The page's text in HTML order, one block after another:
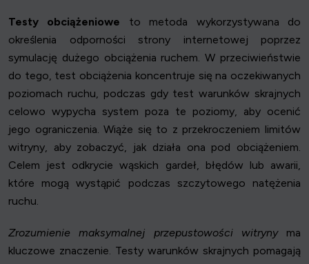
Testy obciążeniowe to metoda wykorzystywana do
określenia odporności strony internetowej poprzez
symulację dużego obciążenia ruchem. W przeciwieństwie
do tego, test obciążenia koncentruje się na oczekiwanych
poziomach ruchu, podczas gdy test warunków skrajnych
celowo wypycha system poza te poziomy, aby ocenić
jego ograniczenia. Wiąże się to z przekroczeniem limitów
witryny, aby zobaczyć, jak działa ona pod obciążeniem.
Celem jest odkrycie wąskich gardeł, błędów lub awarii,
które mogą wystąpić podczas szczytowego natężenia
ruchu.
Zrozumienie maksymalnej przepustowości witrynyma
kluczowe znaczenie. Testy warunków skrajnych pomagają